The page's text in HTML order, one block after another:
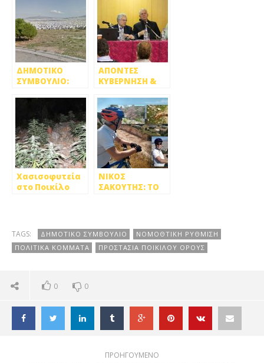
ΔΗΜΟΤΙΚΟ
ΣΥΜΒΟΥΛΙΟ:
ΠΟΙΚΙΛΟ ΟΡΟΣ!
[VIDEO]
ΑΠΟΝΤΕΣ
ΚΥΒΕΡΝΗΣΗ &
ΤΗ ΣΥΣΚΕΨΗ ΓΙΑ
ΤΙΣ
ΔΙΕΚΔΙΚΗΣΕΙΣ
ΣΤΟ ΠΟΙΚΙΛΟ
ΟΡΟΣ [VIDEO]
Χασισοφυτεία
στο Ποικίλο
ΝΙΚΟΣ
ΣΑΚΟΥΤΗΣ: ΤΟ
SOS….ΘΑ
ΕΝΔΙΑΦΕΡΘΟΥΜΕ;
TAGS: ΔΗΜΟΤΙΚΟ ΣΥΜΒΟΥΛΙΟ
ΝΟΜΟΘΤΙΚΗ ΡΥΘΜΙΣΗ
ΠΟΛΙΤΙΚΑ ΚΟΜΜΑΤΑ
ΠΡΟΣΤΑΣΙΑ ΠΟΙΚΙΛΟΥ ΟΡΟΥΣ
0 0
ΠΡΟΗΓΟΥΜΕΝΟ